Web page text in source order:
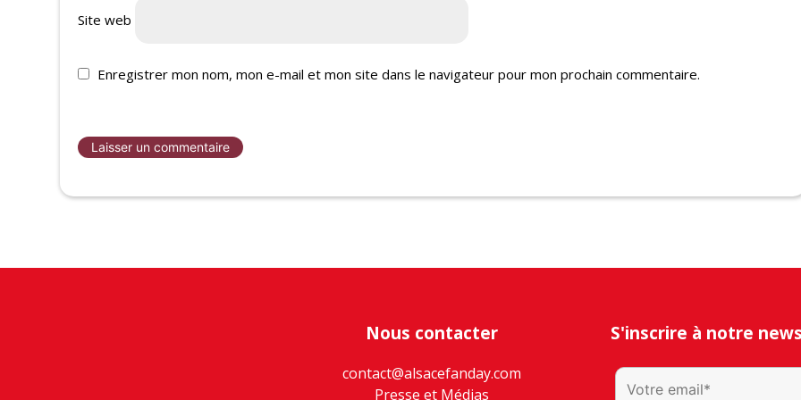
Site web
Enregistrer mon nom, mon e-mail et mon site dans le navigateur pour mon prochain commentaire.
Nous contacter
contact@alsacefanday.com
Presse et Médias
S'inscrire à notre